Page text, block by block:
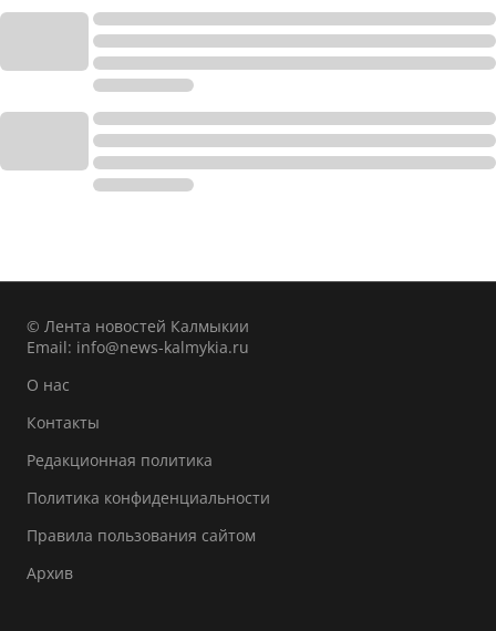
© Лента новостей Калмыкии
Email: info@news-kalmykia.ru
О нас
Контакты
Редакционная политика
Политика конфиденциальности
Правила пользования сайтом
Архив